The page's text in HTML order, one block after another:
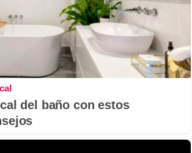
del baño con estos